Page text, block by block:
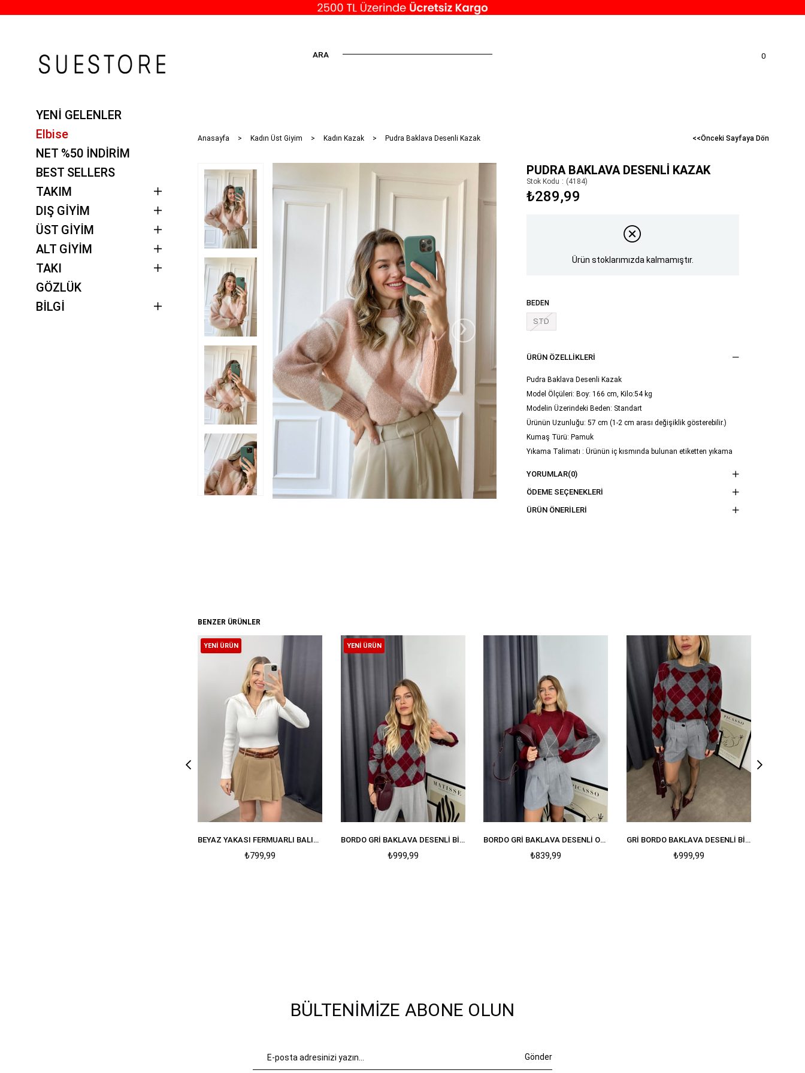
0
YENİ GELENLER
Elbise
NET %50 İNDİRİM
BEST SELLERS
TAKIM
DIŞ GİYİM
ÜST GİYİM
ALT GİYİM
TAKI
GÖZLÜK
BİLGİ
ARA
Anasayfa Kadın Üst Giyim Kadın Kazak Pudra Baklava Desenli Kazak <<Önceki Sayfaya Dön
›
PUDRA BAKLAVA DESENLI KAZAK
Stok Kodu (4184)
₺289,99
Ürün stoklarımızda kalmamıştır.
BEDEN
STD
ÜRÜN ÖZELLIKLERI
Pudra Baklava Desenli Kazak
Model Ölçüleri: Boy: 166 cm, Kilo:54 kg
Modelin Üzerindeki Beden: Standart
Ürünün Uzunluğu: 57 cm (1-2 cm arası değişiklik gösterebilir.)
Kumaş Türü: Pamuk
Yıkama Talimatı : Ürünün iç kısmında bulunan etiketten yıkama
YORUMLAR(0)
ÖDEME SEÇENEKLERI
ÜRÜN ÖNERILERI
BENZER ÜRÜNLER
BEYAZ YAKASI FERMUARLI BALIKÇI YAKA YUMOŞ KAZAK
₺799,99
YENI ÜRÜN
BORDO GRI BAKLAVA DESENLI BISIKLET YAKA KAZAK
₺999,99
YENI ÜRÜN
BORDO GRI BAKLAVA DESENLI OVERSIZE KAZAK
₺839,99
GRI BORDO BAKLAVA DESENLI BISIKLET YAKA KAZAK
₺999,99
BÜLTENIMIZE ABONE OLUN
Gönder